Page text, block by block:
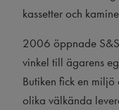
kassetter och
2006 öppnade
vinkel till ägarens
Butiken fick en
olika välkända